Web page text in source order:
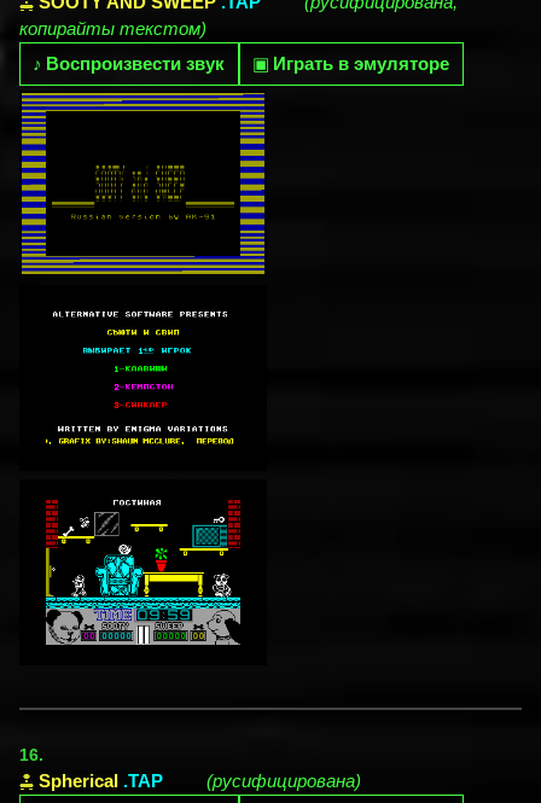
копирайты текстом)
♪ Воспроизвести звук ▣ Играть в эмуляторе
16.
Spherical .TAP
(русифицирована)